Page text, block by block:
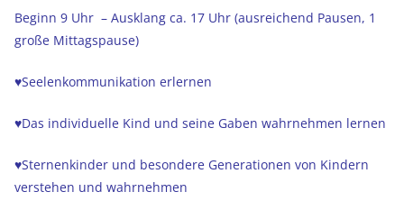
Beginn 9 Uhr – Ausklang ca. 17 Uhr (ausreichend Pausen, 1
große Mittagspause)
♥Seelenkommunikation erlernen
♥Das individuelle Kind und seine Gaben wahrnehmen lernen
♥Sternenkinder und besondere Generationen von Kindern
verstehen und wahrnehmen